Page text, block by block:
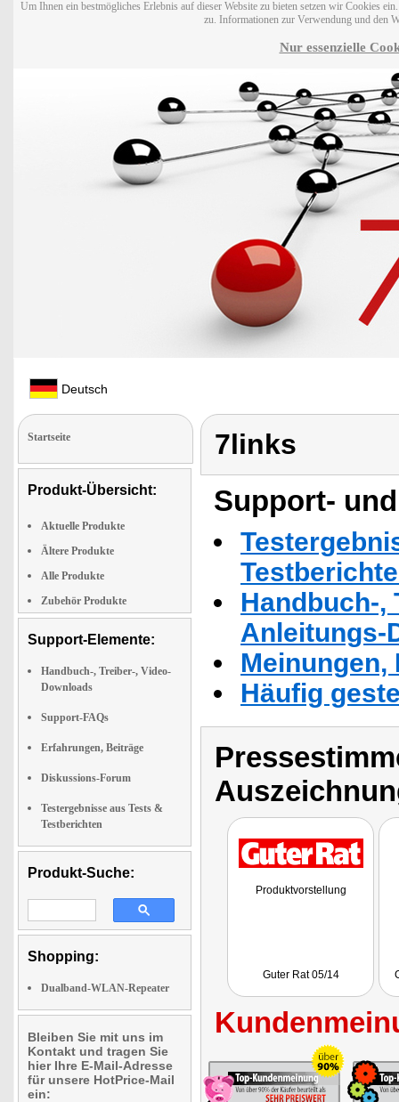
Um Ihnen ein bestmögliches Erlebnis auf dieser Website zu bieten setzen wir Cookies
zu. Informationen zur Verwendung und den
Nur essenzielle
Deutsch
Startseite
Produkt-Übersicht:
Aktuelle Produkte
Ältere Produkte
Alle Produkte
Zubehör Produkte
Support-Elemente:
Handbuch-, Treiber-, Video-
Downloads
Support-FAQs
Erfahrungen, Beiträge
Diskussions-Forum
Testergebnisse aus Tests &
Testberichten
Produkt-Suche:
Shopping:
Dualband-WLAN-Repeater
Bleiben Sie mit uns im
Kontakt und tragen Sie
hier Ihre E-Mail-Adresse
für unsere HotPrice-Mail
ein:
7links
Support-
Handbuch-,
Anleitungs-
Häufig
Produktvorstellung
Guter Rat 05/14